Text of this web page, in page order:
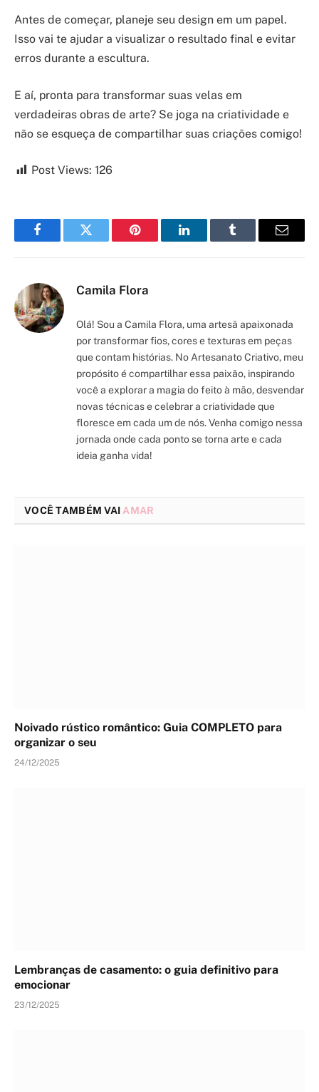
Antes de começar, planeje seu design em um papel.
Isso vai te ajudar a visualizar o resultado final e evitar
erros durante a escultura.
E aí, pronta para transformar suas velas em
verdadeiras obras de arte? Se joga na criatividade e
não se esqueça de compartilhar suas criações comigo!
Post Views: 126
FacebookTwitter Pinterest LinkedInTumblr Email
Camila Flora
Olá! Sou a Camila Flora, uma artesã apaixonada
por transformar fios, cores e texturas em peças
que contam histórias. No Artesanato Criativo, meu
propósito é compartilhar essa paixão, inspirando
você a explorar a magia do feito à mão, desvendar
novas técnicas e celebrar a criatividade que
floresce em cada um de nós. Venha comigo nessa
jornada onde cada ponto se torna arte e cada
ideia ganha vida!
VOCÊ TAMBÉM VAIAMAR
Noivado rústico romântico: Guia COMPLETO para
organizar o seu
24/12/2025
Lembranças de casamento: o guia definitivo para
emocionar
23/12/2025